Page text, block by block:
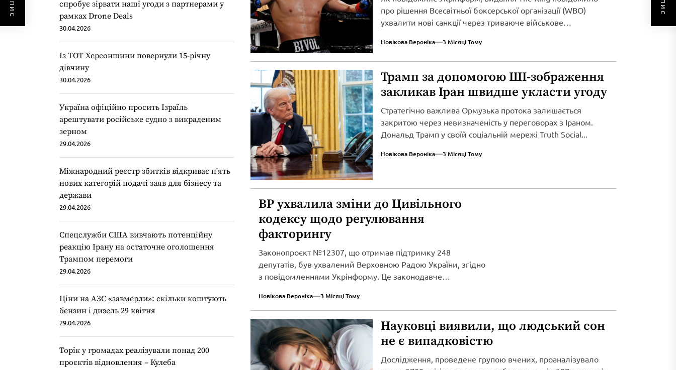
про рішення Всесвітньої боксерської організації (WBO)
ухвалити нові санкції через триваюче військове
Новікова Вероніка 3 Місяці Тому
Трамп за допомогою ШІ-зображення
закликав Іран швидше укласти угоду
Стратегічно важлива Ормузька протока залишається
закритою через невизначеність у переговорах з Іраном.
Дональд Трамп у своїй соціальній мережі Truth Social...
Новікова Вероніка 3 Місяці Тому
ВР ухвалила зміни до Цивільного
кодексу щодо регулювання
факторингу
Законопроєкт №12307, що отримав підтримку 248
депутатів, був ухвалений Верховною Радою України, згідно
з повідомленнями Укрінформу. Це законодавче
Новікова Вероніка 3 Місяці Тому
Науковці виявили, що людський сон
не є випадковістю
Дослідження, проведене групою вчених, проаналізувало
спробує зірвати наші угоди з партнерами у
рамках Drone Deals
30.04.2026
Із ТОТ Херсонщини повернули 15-річну
дівчину
30.04.2026
Україна офіційно просить Ізраїль
арештувати російське судно з викраденим
зерном
29.04.2026
Міжнародний реєстр збитків відкриває п'ять
нових категорій подачі заяв для бізнесу та
держави
29.04.2026
Спецслужби США вивчають потенційну
реакцію Ірану на остаточне оголошення
Трампом перемоги
29.04.2026
Ціни на АЗС «завмерли»: скільки коштують
бензин і дизель 29 квітня
29.04.2026
Торік у громадах реалізували понад 200
проєктів відновлення – Кулеба